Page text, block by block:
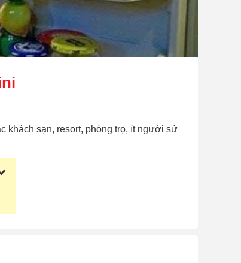
khách sạn, resort, phòng trọ, ít người sử